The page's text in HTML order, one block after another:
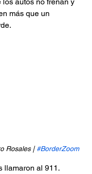
más que un
Rosales | #BorderZoom
llamaron al 911.